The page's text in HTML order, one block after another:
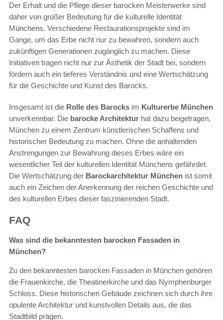
Der Erhalt und die Pflege dieser barocken Meisterwerke sind
daher von großer Bedeutung für die kulturelle Identität
Münchens. Verschiedene Restaurationsprojekte sind im
Gange, um das Erbe nicht nur zu bewahren, sondern auch
zukünftigen Generationen zugänglich zu machen. Diese
Initiativen tragen nicht nur zur Ästhetik der Stadt bei, sondern
fördern auch ein tieferes Verständnis und eine Wertschätzung
für die Geschichte und Kunst des Barocks.
Insgesamt ist die Rolle des Barocks im Kulturerbe München
unverkennbar. Die barocke Architektur hat dazu beigetragen,
München zu einem Zentrum künstlerischen Schaffens und
historischer Bedeutung zu machen. Ohne die anhaltenden
Anstrengungen zur Bewahrung dieses Erbes wäre ein
wesentlicher Teil der kulturellen Identität Münchens gefährdet.
Die Wertschätzung der Barockarchitektur München ist somit
auch ein Zeichen der Anerkennung der reichen Geschichte und
des kulturellen Erbes dieser faszinierenden Stadt.
FAQ
Was sind die bekanntesten barocken Fassaden in
München?
Zu den bekanntesten barocken Fassaden in München gehören
die Frauenkirche, die Theatinerkirche und das Nymphenburger
Schloss. Diese historischen Gebäude zeichnen sich durch ihre
opulente Architektur und kunstvollen Details aus, die das
Stadtbild prägen.